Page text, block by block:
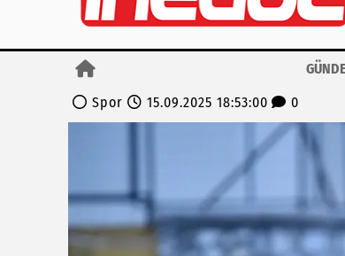
Spor
15.09.2025 18:53:00 0